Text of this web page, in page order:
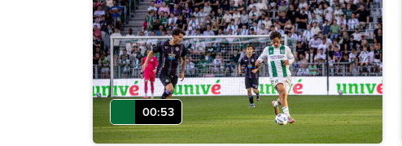
00:53